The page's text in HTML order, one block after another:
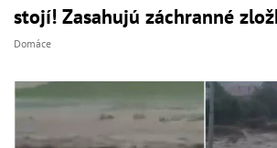
stojí! Zasahujú záchranné
Domáce